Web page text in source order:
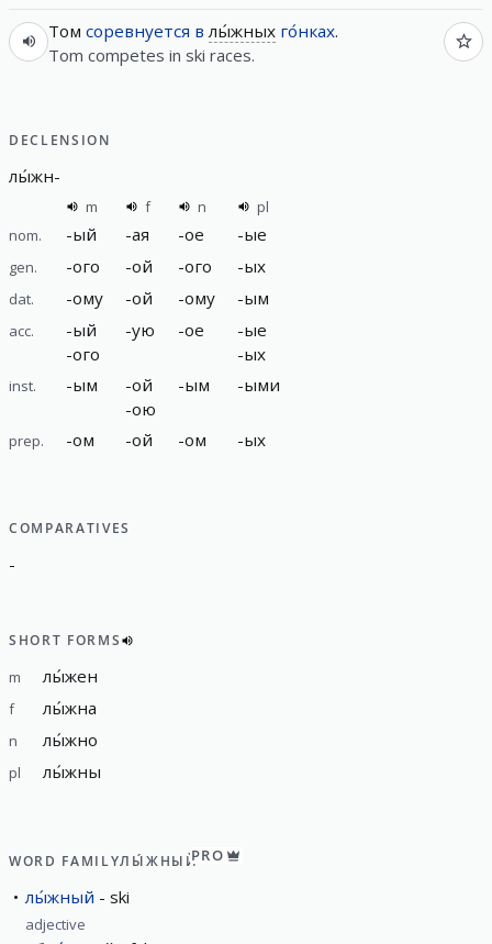
Том соревнуется в лы́жных го́нках.
Tom competes in ski races.
DECLENSION
лы́жн-
m f n
pl
nom.
-ый -ая -ое -ые
gen. -ого -ой -ого -ых
dat. -ому -ой -ому -ым
acc. -ый
-ого
-ую -ое -ые
-ых
inst. -ым -ой
-ою
-ым -ыми
prep. -ом -ой -ом -ых
COMPARATIVES
-
SHORT FORMS
m лы́жен
f лы́жна
n лы́жно
pl лы́жны
WORD FAMILYЛЫ́ЖНЫЙPRO
лы́жный ski
adjective